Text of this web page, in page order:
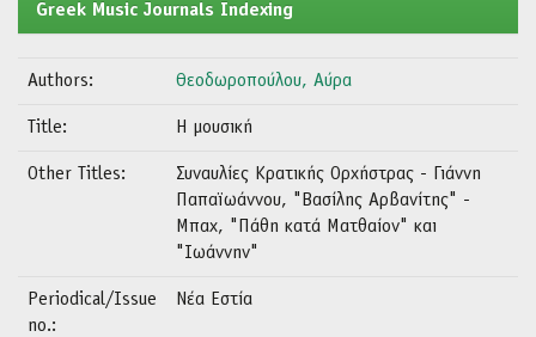
Greek Music Journals Indexing
Authors: Θεοδωροπούλου, Αύρα
Title: Η μουσική
Other Titles:
Συναυλίες Κρατικής Ορχήστρας - Γιάννη
Παπαϊωάννου, "Βασίλης Αρβανίτης" -
Μπαχ, "Πάθη κατά Ματθαίον" και
"Ιωάννην"
Periodical/Issue
no.:
Νέα Εστία